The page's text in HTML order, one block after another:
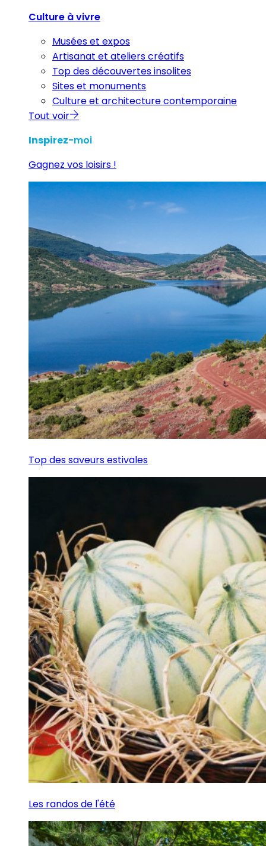
Culture à vivre
Musées et expos
Artisanat et ateliers créatifs
Top des découvertes insolites
Sites et monuments
Culture et architecture contemporaine
Tout voir
Inspirez-moi
Gagnez vos loisirs !
Top des saveurs estivales
Les randos de l'été